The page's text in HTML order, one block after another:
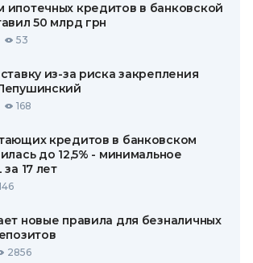
кредитов в банковской
50 млрд грн
53
из-за риска закрепления
168
кредитов в банковском
до 12,5% - минимальное
17 лет
новые правила для безналичных
2856